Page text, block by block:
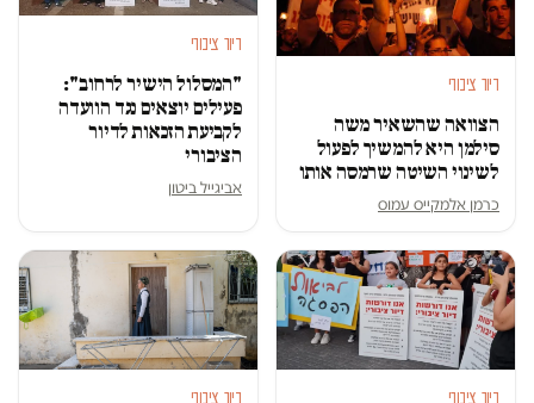
דיור ציבורי
הצוואה שהשאיר משה
סילמן היא להמשיך לפעול
לשינוי השיטה שרמסה אותו
כרמן אלמקייס עמוס
דיור ציבורי
"המסלול הישיר לרחוב":
פעילים יוצאים נגד הוועדה
לקביעת הזכאות לדיור
הציבורי
אביגייל ביטון
דיור ציבורי דיור ציבורי